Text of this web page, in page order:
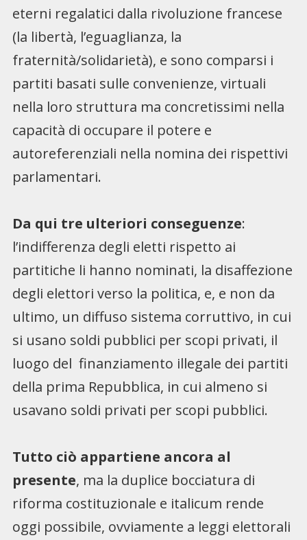
eterni regalatici dalla rivoluzione francese
(la libertà, l’eguaglianza, la
fraternità/solidarietà), e sono comparsi i
partiti basati sulle convenienze, virtuali
nella loro struttura ma concretissimi nella
capacità di occupare il potere e
autoreferenziali nella nomina dei rispettivi
parlamentari.
Da qui tre ulteriori conseguenze:
l’indifferenza degli eletti rispetto ai
partitiche li hanno nominati, la disaffezione
degli elettori verso la politica, e, e non da
ultimo, un diffuso sistema corruttivo, in cui
si usano soldi pubblici per scopi privati, il
luogo del finanziamento illegale dei partiti
della prima Repubblica, in cui almeno si
usavano soldi privati per scopi pubblici.
Tutto ciò appartiene ancora al
presente, ma la duplice bocciatura di
riforma costituzionale e italicum rende
oggi possibile, ovviamente a leggi elettorali